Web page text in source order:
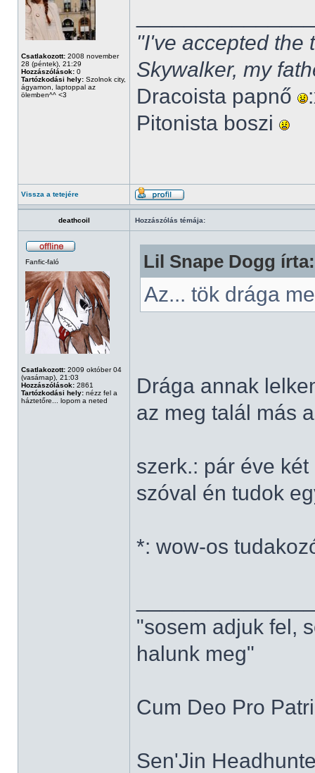
Csatlakozott: 2008 november
28 (péntek), 21:29
Hozzászólások: 0
Tartózkodási hely: Szolnok city,
ágyamon, laptoppal az
ölemben^^ <3
"I've accepted the
Skywalker, my
Dracoista papnő
Pitonista boszi
Vissza a tetejére
deathcoil Hozzászólás témája:
Fanfic-faló
Csatlakozott: 2009 október 04
(vasárnap), 21:03
Hozzászólások: 2861
Tartózkodási hely: nézz fel a
háztetőre... lopom a neted
Lil Snape Dogg írta:
Az... tök drága
Drága annak
az meg talál más
szerk.: pár éve
szóval én tudok
*: wow-os
"sosem adjuk fel,
halunk meg"
Cum Deo Pro
Sen'Jin